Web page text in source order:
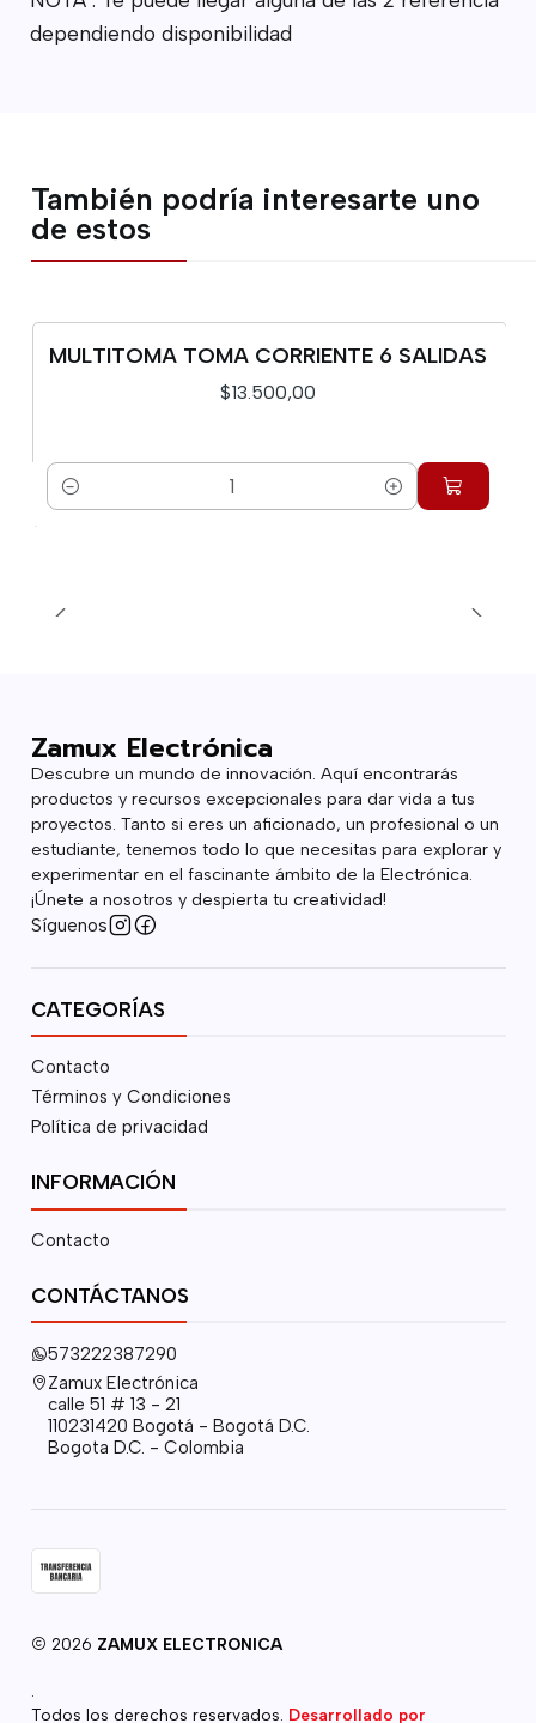
dependiendo disponibilidad
También podría interesarte uno
de estos
MULTITOMA TOMA CORRIENTE 6 SALIDAS
$13.500,00
Cantidad
Zamux Electrónica
Descubre un mundo de innovación. Aquí encontrarás
productos y recursos excepcionales para dar vida a tus
proyectos. Tanto si eres un aficionado, un profesional o un
estudiante, tenemos todo lo que necesitas para explorar y
experimentar en el fascinante ámbito de la Electrónica.
¡Únete a nosotros y despierta tu creatividad!
Síguenos
CATEGORÍAS
Contacto
Términos y Condiciones
Política de privacidad
INFORMACIÓN
Contacto
CONTÁCTANOS
573222387290
Zamux Electrónica
calle 51 # 13 - 21
110231420 Bogotá - Bogotá D.C.
Bogota D.C. - Colombia
2026 ZAMUX ELECTRONICA
Todos los derechos reservados. Desarrollado por